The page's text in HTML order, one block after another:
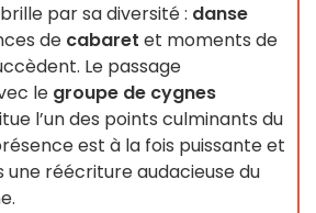
par sa diversité : danse
de cabaret et moments de
Le passage
le groupe de cygnes
l’un des points culminants du
est à la fois puissante et
une réécriture audacieuse du